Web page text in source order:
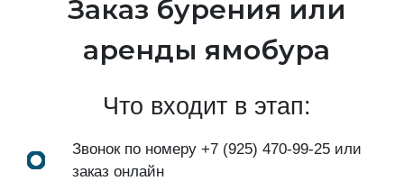
Заказ бурения или
аренды ямобура
Что входит в этап:
Звонок по номеру +7 (925) 470-99-25 или
заказ онлайн